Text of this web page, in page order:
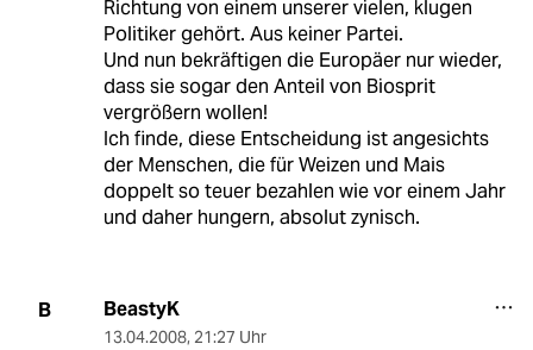
Richtung von einem unserer vielen, klugen
Politiker gehört. Aus keiner Partei.
Und nun bekräftigen die Europäer nur wieder,
dass sie sogar den Anteil von Biosprit
vergrößern wollen!
Ich finde, diese Entscheidung ist angesichts
der Menschen, die für Weizen und Mais
doppelt so teuer bezahlen wie vor einem Jahr
und daher hungern, absolut zynisch.
B BeastyK
13.04.2008, 21:27 Uhr